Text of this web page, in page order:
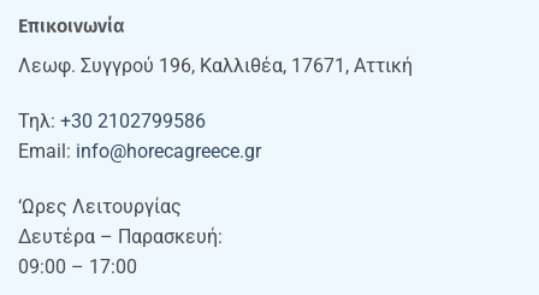
Επικοινωνία
Λεωφ. Συγγρού 196, Καλλιθέα, 17671, Αττική
Τηλ: +30 2102799586
Email: info@horecagreece.gr
‘Ωρες Λειτουργίας
Δευτέρα – Παρασκευή:
09:00 – 17:00